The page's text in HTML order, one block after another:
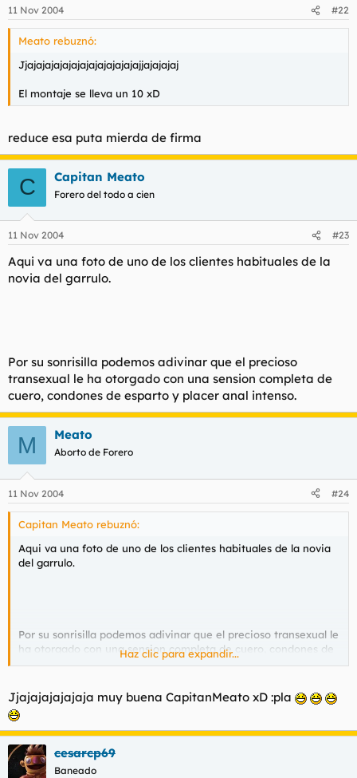
11 Nov 2004 #22
Meato rebuznó:
Jjajajajajajajajajajajajajajjajajajaj
El montaje se lleva un 10 xD
reduce esa puta mierda de firma
C Capitan Meato
Forero del todo a cien
11 Nov 2004 #23
Aqui va una foto de uno de los clientes habituales de la
novia del garrulo.
Por su sonrisilla podemos adivinar que el precioso
transexual le ha otorgado con una sension completa de
cuero, condones de esparto y placer anal intenso.
M Meato
Aborto de Forero
11 Nov 2004 #24
Capitan Meato rebuznó:
Aqui va una foto de uno de los clientes habituales de la novia
del garrulo.
Por su sonrisilla podemos adivinar que el precioso transexual le
ha otorgado con una sension completa de cuero, condones de
esparto y placer anal intenso.
Haz clic para expandir...
Jjajajajajajaja muy buena CapitanMeato xD :pla
cesarcp69
Baneado